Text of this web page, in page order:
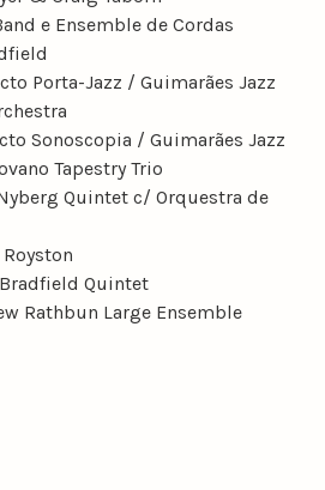
e Ensemble de Cordas
Porta-Jazz / Guimarães Jazz
Sonoscopia / Guimarães Jazz
Tapestry Trio
Quintet c/ Orquestra de
Bradfield Quintet
Rathbun Large Ensemble